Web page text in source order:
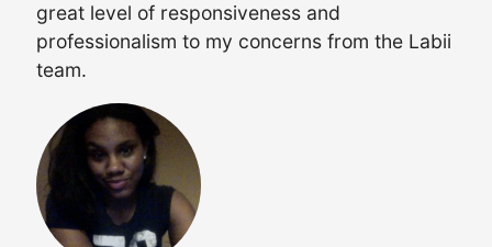
great level of responsiveness and
professionalism to my concerns from the Labii
team.